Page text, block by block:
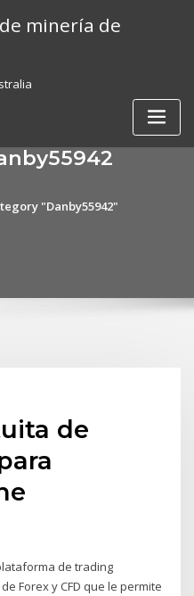
minería de
"Danby55942"
de
de trading
Forex y CFD que le permite